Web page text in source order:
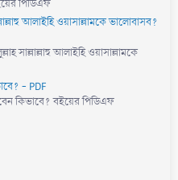
পিডিএফ
আলাইহি ওয়াসাল্লামকে ভালোবাসব?
সাল্লাল্লাহু আলাইহি ওয়াসাল্লামকে
- PDF
কিভাবে? বইয়ের পিডিএফ